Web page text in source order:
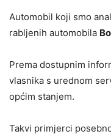
Automobil koji smo
rabljenih automobila
Prema dostupnim
vlasnika s urednom
općim stanjem.
Takvi primjerci